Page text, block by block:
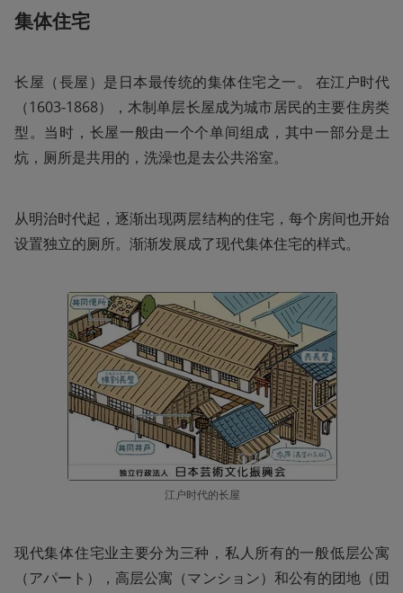
集体住宅
长屋（長屋）是日本最传统的集体住宅之一。 在江户时代
（1603-1868），木制单层长屋成为城市居民的主要住房类
型。当时，长屋一般由一个个单间组成，其中一部分是土
炕，厕所是共用的，洗澡也是去公共浴室。
从明治时代起，逐渐出现两层结构的住宅，每个房间也开始
设置独立的厕所。渐渐发展成了现代集体住宅的样式。
江户时代的长屋
现代集体住宅业主要分为三种，私人所有的一般低层公寓
（アパート），高层公寓（マンション）和公有的团地（団